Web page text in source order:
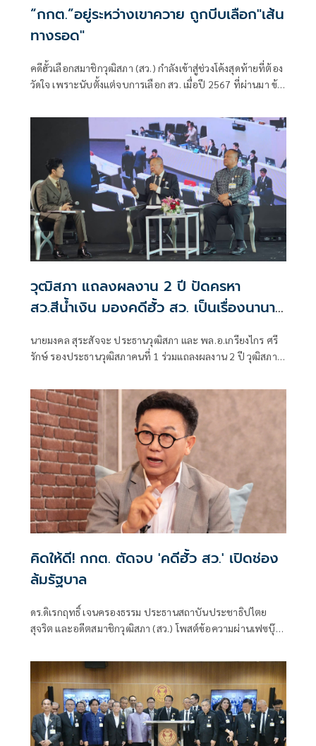
“กกต.”อยู่ระหว่างเขาควาย ถูกบีบเลือก"เส้น
ทางรอด"
คดีฮั้วเลือกสมาชิกวุฒิสภา (สว.) กำลังเข้าสู่ช่วงโค้งสุดท้ายที่ต้อง
วัดใจ เพราะนับตั้งแต่จบการเลือก สว. เมื่อปี 2567 ที่ผ่านมา ข้อ
และปริมณฑล การแจกตั๋วเครื่องบิน ตลอดจนตารางโพยลง
คะแนน ได้กลายเป็นของติดตัว สว.ชุดปัจจุบันสัดส่วนเกินครึ่ง
สภา หรือที่เรียกกันติดปากว่า "สว.สีน้ำเงิน"
วุฒิสภา แถลงผลงาน 2 ปี ปัดครหา
สว.สีน้ำเงิน มองคดีฮั้ว สว. เป็นเรื่องนานา
นายมงคล สุระสัจจะ ประธานวุฒิสภา และ พล.อ.เกรียงไกร ศรี
รักษ์ รองประธานวุฒิสภาคนที่ 1 ร่วมแถลงผลงาน 2 ปี วุฒิสภา
ผิดชอบ โดยมีวัตถุประสงค์เพื่อให้ประชาชนได้รับรู้ รับทราบ
ผลการดำเนินงานของวุฒิสภาในด้านต่างๆ
คิดให้ดี! กกต. ตัดจบ 'คดีฮั้ว สว.' เปิดช่อง
ล้มรัฐบาล
ดร.ดิเรกฤทธิ์ เจนครองธรรม ประธานสถาบันประชาธิปไตย
สุจริต และอดีตสมาชิกวุฒิสภา (สว.) โพสต์ข้อความผ่านเฟซบุ๊